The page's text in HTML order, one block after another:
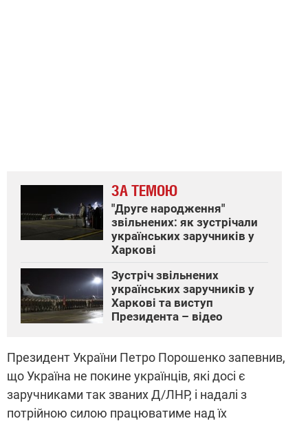
ЗА ТЕМОЮ
"Друге народження"
звільнених: як зустрічали
українських заручників у
Харкові
Зустріч звільнених
українських заручників у
Харкові та виступ
Президента – відео
Президент України Петро Порошенко запевнив,
що Україна не покине українців, які досі є
заручниками так званих Д/ЛНР, і надалі з
потрійною силою працюватиме над їх